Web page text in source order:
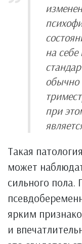
на себе
обычно
при
Такая
может
сильного пола.
ярким
и